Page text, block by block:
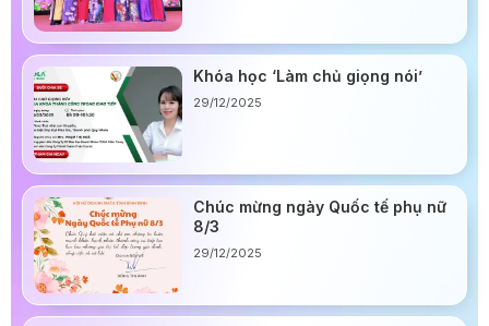
Khóa học ‘Làm chủ giọng nói’
29/12/2025
Chúc mừng ngày Quốc tế phụ nữ
8/3
29/12/2025